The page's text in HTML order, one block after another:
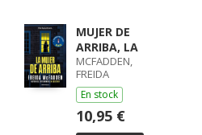
MUJER DE
ARRIBA, LA
MCFADDEN,
FREIDA
En stock
10,95 €